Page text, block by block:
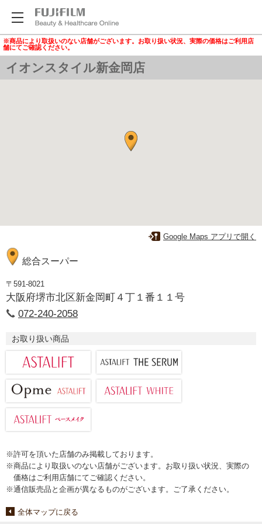
※商品により取扱いのない店舗がございます。お取り扱い状況、実際の価格はご利用店
舗にてご確認ください。
イオンスタイル新金岡店
Google Maps アプリで開く
総合スーパー
〒591-8021
大阪府堺市北区新金岡町４丁１番１１号
072-240-2058
お取り扱い商品
※許可を頂いた店舗のみ掲載しております。
※商品により取扱いのない店舗がございます。お取り扱い状況、実際の
価格はご利用店舗にてご確認ください。
※通信販売品と企画が異なるものがございます。ご了承ください。
全体マップに戻る